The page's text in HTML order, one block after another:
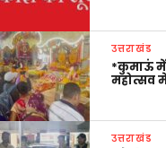
उत्तराखंड
*कुमाऊं में
महोत्सव
उत्तराखंड